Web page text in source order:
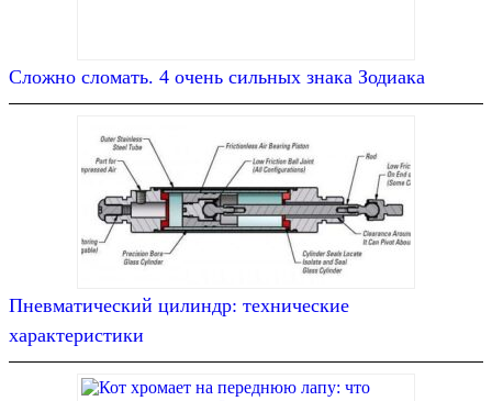
Сложно сломать. 4 очень сильных знака Зодиака
Пневматический цилиндр: технические
характеристики